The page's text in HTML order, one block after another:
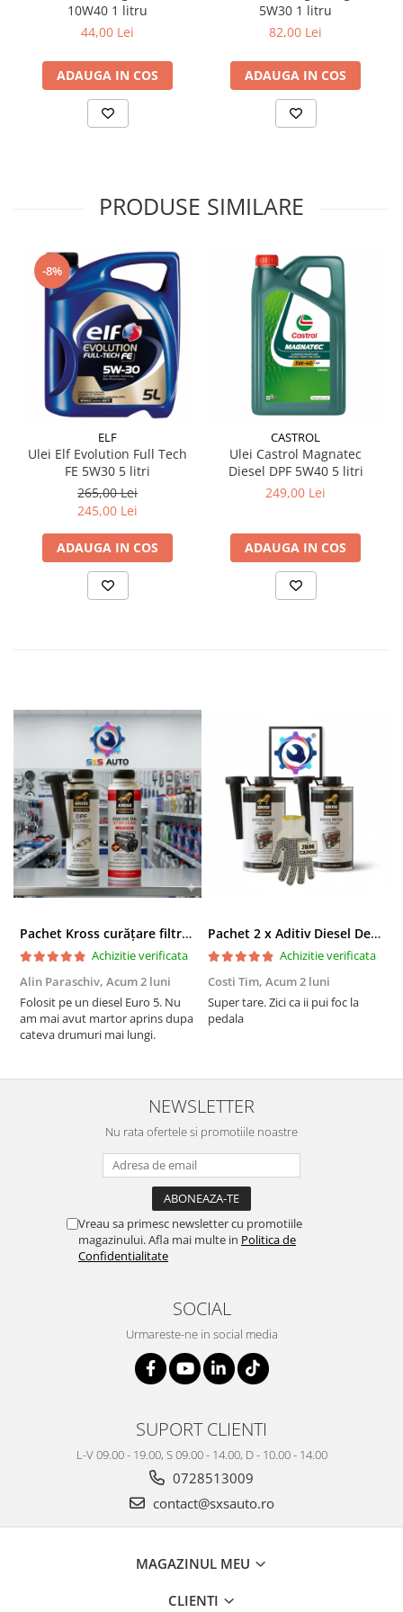
Întâlnește norma Ford WSS-M2C917-A
Aprobare MB 226.5/ 229.31/ 229.51
Renault RN 0700 / RN 0710
*GM dexos2®: înlocuieşte GM-LL-B-025 şi GM-LL-A-025 :
GB2D0715082
10W40 1 litru
44,00 Lei
ADAUGA IN COS
5W30 1 litru
82,00 Lei
ADAUGA IN COS
PRODUSE SIMILARE
-8%
ELF
Ulei Elf Evolution Full Tech
FE 5W30 5 litri
265,00 Lei
245,00 Lei
ADAUGA IN COS
CASTROL
Ulei Castrol Magnatec
Diesel DPF 5W40 5 litri
249,00 Lei
ADAUGA IN COS
Pachet Kross curățare filtru particule DPF și etanșare ulei 250 ml + 250 ml
Achizitie verificata
Alin Paraschiv, Acum 2 luni
Folosit pe un diesel Euro 5. Nu
am mai avut martor aprins dupa
cateva drumuri mai lungi.
Pachet 2 x Aditiv Diesel Detox Premium Kross - Curățare Completă, +5 Puncte Cetanic & Protecție DPF/EGR
Achizitie verificata
Costi Tim, Acum 2 luni
Super tare. Zici ca ii pui foc la
pedala
NEWSLETTER
Nu rata ofertele si promotiile noastre
Vreau sa primesc newsletter cu promotiile
magazinului. Afla mai multe in Politica de
Confidentialitate
SOCIAL
Urmareste-ne in social media
SUPORT CLIENTI
L-V 09.00 - 19.00, S 09.00 - 14.00, D - 10.00 - 14.00
0728513009
contact@sxsauto.ro
MAGAZINUL MEU
CLIENTI